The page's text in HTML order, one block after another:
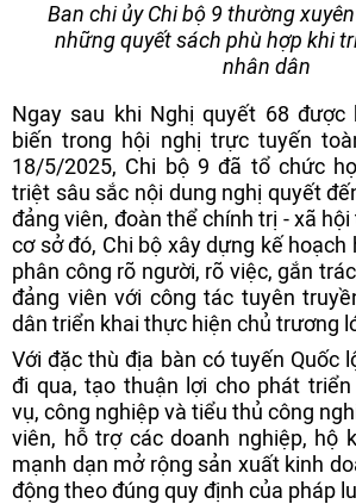
Ban chi ủy Chi bộ 9 thường
những quyết sách phù hợp khi
nhân dân
Ngay sau khi Nghị quyết 68 được
biến trong hội nghị trực tuyến
18/5/2025, Chi bộ 9 đã tổ chức
triệt sâu sắc nội dung nghị quyết
đảng viên, đoàn thể chính trị - xã
cơ sở đó, Chi bộ xây dựng kế hoạch
phân công rõ người, rõ việc, gắn
đảng viên với công tác tuyên
dân triển khai thực hiện chủ trương
Với đặc thù địa bàn có tuyến Quốc
đi qua, tạo thuận lợi cho phát
vụ, công nghiệp và tiểu thủ công
viên, hỗ trợ các doanh nghiệp, hộ
mạnh dạn mở rộng sản xuất kinh
động theo đúng quy định của pháp